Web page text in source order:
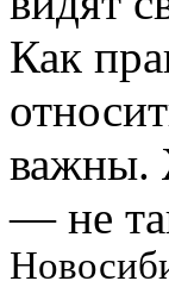
Как
важны.
— не